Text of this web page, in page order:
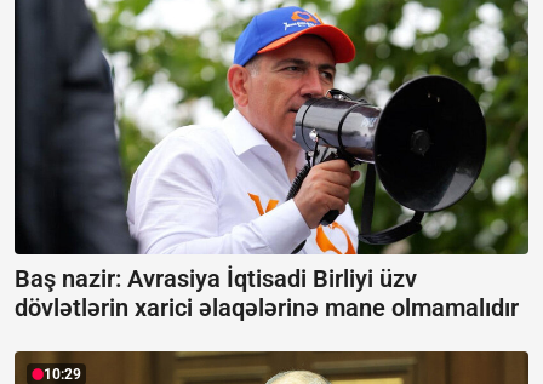
Baş nazir: Avrasiya İqtisadi Birliyi üzv
dövlətlərin xarici əlaqələrinə mane olmamalıdır
10:29